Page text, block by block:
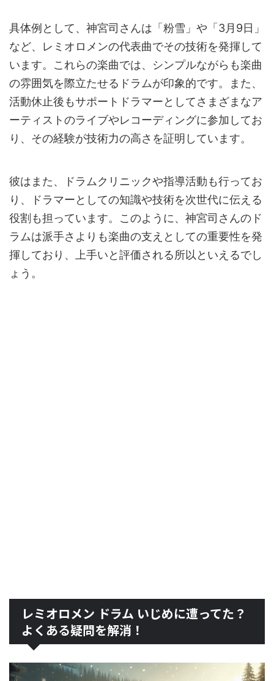
具体例として、神宮司さんは「粉雪」や「3月9日」
など、レミオロメンの代表曲でその技術を発揮して
います。これらの楽曲では、シンプルながらも楽曲
の雰囲気を際立たせるドラムが印象的です。また、
活動休止後もサポートドラマーとしてさまざまなア
ーティストのライブやレコーディングに参加してお
り、その経験が技術力の高さを証明しています。
彼はまた、ドラムクリニックや指導活動も行ってお
り、ドラマーとしての知識や技術を次世代に伝える
役割も担っています。このように、神宮司さんのド
ラムは派手さよりも楽曲の支えとしての重要性を発
揮しており、上手いと評価される所以といえるでし
ょう。
レミオロメン ドラム いじめに遭ってた？
よくある疑問を解消！